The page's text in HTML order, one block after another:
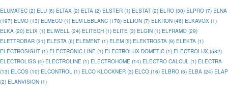
ELUMATEC (2) ELU (6) ELTAX (2) ELTA (2) ELSTER (1) ELSTAT (2) ELRO (30) ELPRO (7) ELNA
(197) ELMO (13) ELMECO (1) ELM LEBLANC (178) ELLION (7) ELKRON (46) ELKAVOX (1)
ELKA (20) ELIX (1) ELIWELL (24) ELITECH (1) ELITE (3) ELGIN (1) ELFRAMO (29)
ELETTROBAR (31) ELESTA (6) ELEMENT (1) ELEM (5) ELEKTROSTA (9) ELEKTA (1)
ELECTROSIGHT (1) ELECTRONIC LINE (1) ELECTROLUX DOMETIC (1) ELECTROLUX (582)
ELECTROLISS (4) ELECTROLINE (1) ELECTROHOME (14) ELECTRO CALCUL (1) ELECTRA
(13) ELCOS (10) ELCONTROL (1) ELCO KLOCKNER (3) ELCO (16) ELBRO (5) ELBA (24) ELAP
(2) ELANVISION (1)